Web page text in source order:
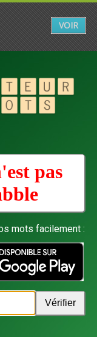
pas
mots facilement :
VOIR